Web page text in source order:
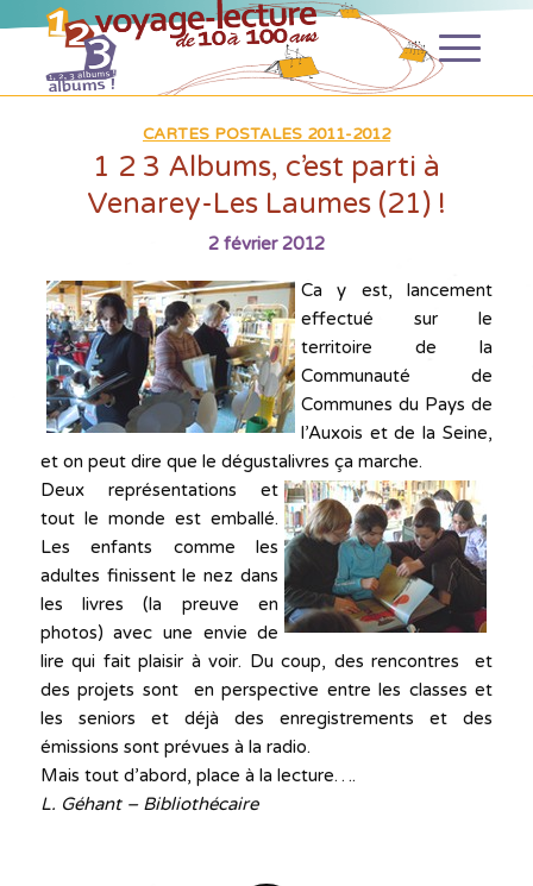
CARTES POSTALES 2011-2012
1 2 3 Albums, c’est parti à
Venarey-Les Laumes (21) !
2 février 2012
Ca y est, lancement
effectué sur le
territoire de la
Communauté de
Communes du Pays de
l’Auxois et de la Seine,
et on peut dire que le dégustalivres ça marche.
Deux représentationset
tout le monde est emballé.
Les enfants comme les
adultes finissent le nez dans
les livres (la preuve en
photos) avec une envie de
lire qui fait plaisir à voir. Du coup, des rencontres et
des projets sont en perspective entre les classes et
les seniors et déjà des enregistrements et des
émissions sont prévues à la radio.
Mais tout d’abord, place à la lecture….
L. Géhant – Bibliothécaire